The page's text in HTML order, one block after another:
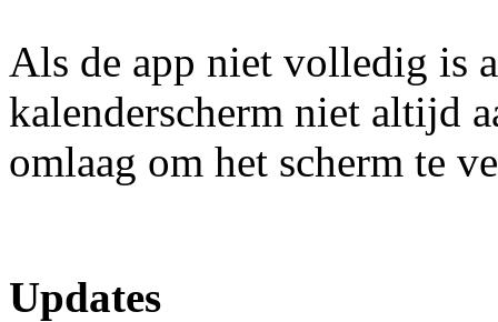
Als de app niet volledig is
kalenderscherm niet altijd
omlaag om het scherm te
Updates